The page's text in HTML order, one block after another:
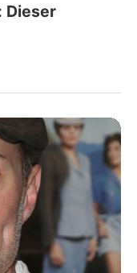
Dieser